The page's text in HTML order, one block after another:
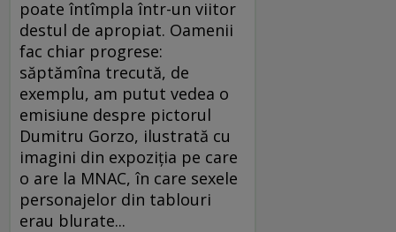
poate întîmpla într-un viitor
destul de apropiat. Oamenii
fac chiar progrese:
săptămîna trecută, de
exemplu, am putut vedea o
emisiune despre pictorul
Dumitru Gorzo, ilustrată cu
imagini din expoziţia pe care
o are la MNAC, în care sexele
personajelor din tablouri
erau blurate...